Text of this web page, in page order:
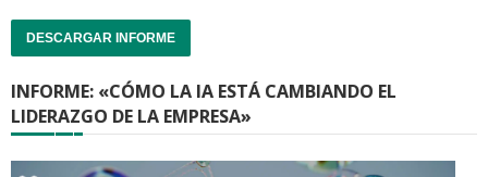
DESCARGAR INFORME
INFORME: «CÓMO LA IA ESTÁ CAMBIANDO EL
LIDERAZGO DE LA EMPRESA»